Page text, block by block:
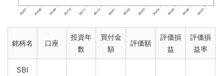
銘柄名 口座
投資年
数
買付金
額
評価額
評価損
益
評価損
益率
SBI